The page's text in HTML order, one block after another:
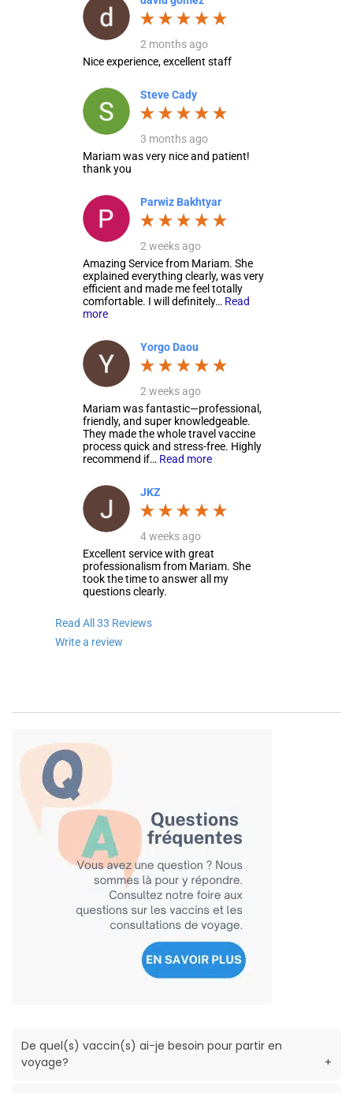
2 months ago
Nice experience, excellent staff
Steve Cady
3 months ago
Mariam was very nice and patient!
thank you
Parwiz Bakhtyar
2 weeks ago
Amazing Service from Mariam. She
explained everything clearly, was very
efficient and made me feel totally
comfortable. I will definitely… Read
more
Yorgo Daou
2 weeks ago
Mariam was fantastic—professional,
friendly, and super knowledgeable.
They made the whole travel vaccine
process quick and stress-free. Highly
recommend if… Read more
JKZ
4 weeks ago
Excellent service with great
professionalism from Mariam. She
took the time to answer all my
questions clearly.
Read All 33 Reviews
Write a review
De quel(s) vaccin(s) ai-je besoin pour partir en
voyage?
+